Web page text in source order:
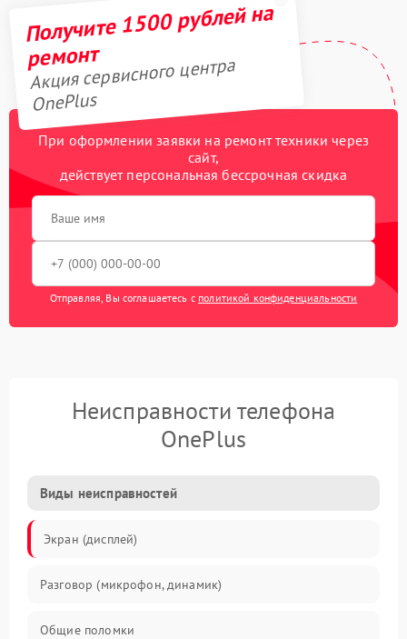
Получите 1500 рублей на
ремонт
Акция сервисного центра
OnePlus
При оформлении заявки на ремонт техники через
сайт,
действует персональная бессрочная скидка
Отправляя, Вы соглашаетесь с политикой конфиденциальности
Неисправности телефона
OnePlus
Виды неисправностей
Экран (дисплей)
Разговор (микрофон, динамик)
Общие поломки